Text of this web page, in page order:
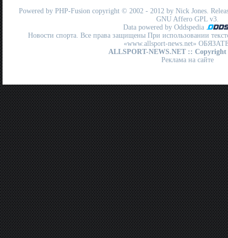
Powered by PHP-Fusion copyright © 2002 - 2012 by Nick Jones.
GNU Affero GPL v3.
Data powered by Oddspedia
Новости спорта. Все права защищены При использовании
«www.allsport-news.net»
ALLSPORT-NEWS.NET :: Copyright
Реклама на сайте